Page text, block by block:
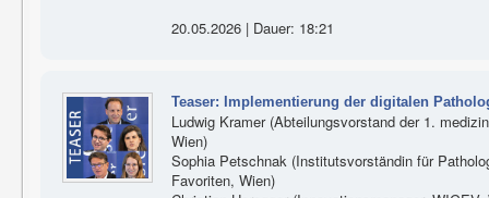
20.05.2026 | Dauer: 18:21
Teaser: Implementierung der digitalen
Ludwig Kramer (Abteilungsvorstand der 1.
Wien)
Sophia Petschnak (Institutsvorständin für
Favoriten, Wien)